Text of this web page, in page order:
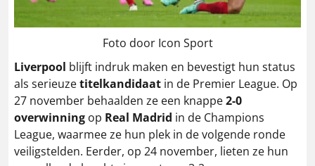
Foto door Icon Sport
Liverpool blijft indruk maken en bevestigt hun status
als serieuzetitelkandidaat in de Premier League. Op
27 november behaalden ze een knappe2-0
overwinning op Real Madrid in de Champions
League, waarmee ze hun plek in de volgende ronde
veiligstelden. Eerder, op 24 november, lieten ze hun